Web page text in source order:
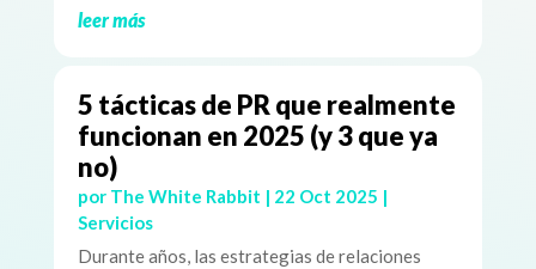
leer más
5 tácticas de PR que realmente
funcionan en 2025 (y 3 que ya
no)
por The White Rabbit | 22 Oct 2025 |
Servicios
Durante años, las estrategias de relaciones